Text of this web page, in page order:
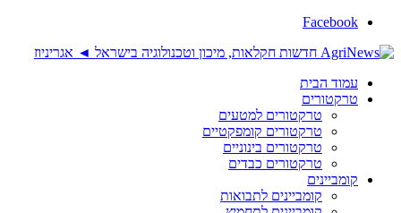
Facebook
עמוד הבית
טרקטורים
טרקטורים למטעים
טרקטורים קומפקטיים
טרקטורים בינוניים
טרקטורים כבדים
קומביינים
קומביינים לתבואות